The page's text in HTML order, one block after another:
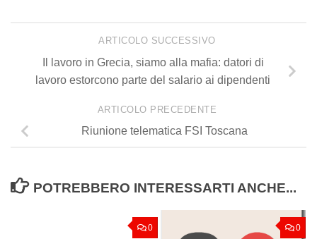
ARTICOLO SUCCESSIVO
Il lavoro in Grecia, siamo alla mafia: datori di
lavoro estorcono parte del salario ai dipendenti
ARTICOLO PRECEDENTE
Riunione telematica FSI Toscana
POTREBBERO INTERESSARTI ANCHE...
0 0